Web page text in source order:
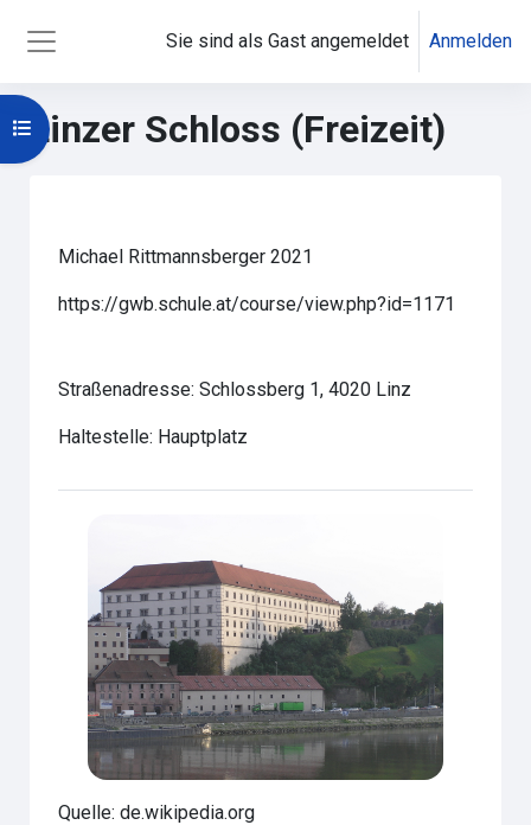
Sie sind als Gast angemeldet Anmelden
Linzer Schloss (Freizeit)
Kursindex öffnen
Abschnittsübersicht
Michael Rittmannsberger 2021
https://gwb.schule.at/course/view.php?id=1171
Straßenadresse: Schlossberg 1, 4020 Linz
Haltestelle: Hauptplatz
Quelle: de.wikipedia.org